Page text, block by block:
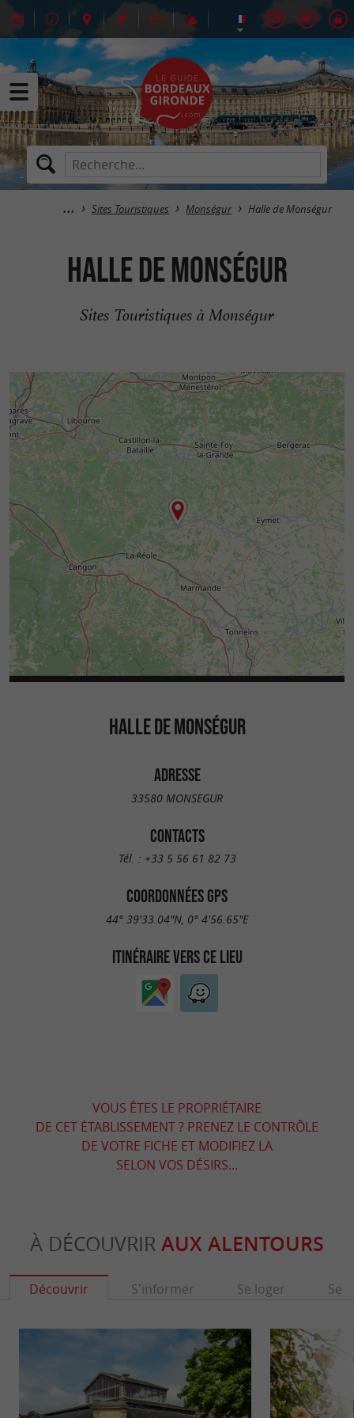
Sites Touristiques Monségur Halle de Monségur
Halle de Monségur
Sites Touristiques à Monségur
HALLE DE MONSÉGUR
ADRESSE
33580 MONSEGUR
CONTACTS
Tél. : +33 5 56 61 82 73
COORDONNÉES GPS
44° 39'33.04"N, 0° 4'56.65"E
ITINÉRAIRE VERS CE LIEU
VOUS ÊTES LE PROPRIÉTAIRE
DE CET ÉTABLISSEMENT ? PRENEZ LE CONTRÔLE
DE VOTRE FICHE ET MODIFIEZ LA
SELON VOS DÉSIRS...
À DÉCOUVRIR AUX ALENTOURS
Découvrir S'informer Se loger Se